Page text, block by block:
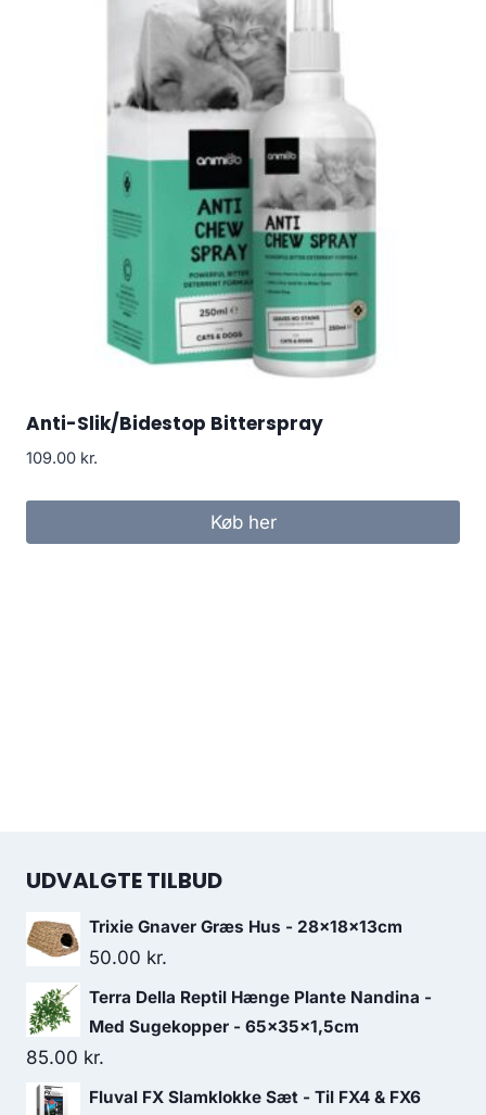
Anti-Slik/Bidestop Bitterspray
109.00 kr.
Køb her
UDVALGTE TILBUD
Trixie Gnaver Græs Hus - 28x18x13cm
50.00 kr.
Terra Della Reptil Hænge Plante Nandina -
Med Sugekopper - 65x35x1,5cm
85.00 kr.
Fluval FX Slamklokke Sæt - Til FX4 & FX6